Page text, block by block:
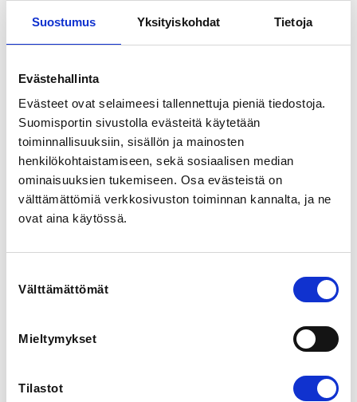
Suostumus Yksityiskohdat Tietoja
Evästehallinta
Evästeet ovat selaimeesi tallennettuja pieniä tiedostoja.
Suomisportin sivustolla evästeitä käytetään
toiminnallisuuksiin, sisällön ja mainosten
henkilökohtaistamiseen, sekä sosiaalisen median
ominaisuuksien tukemiseen. Osa evästeistä on
välttämättömiä verkkosivuston toiminnan kannalta, ja ne
ovat aina käytössä.
valinta
Välttämättömät
Mieltymykset
Tilastot
040 757 1191
INSTRUCTORS
Tatu Maunu
Ohjaaja:
Tatu Maunu  1.dan
jäsenseurojen harrastajille, joilla on
potkunyrkkeilypassi sekä voimassa oleva lajilisenssi.
HUOM! Leirille voi osallistua peruskurssilisenssillä,